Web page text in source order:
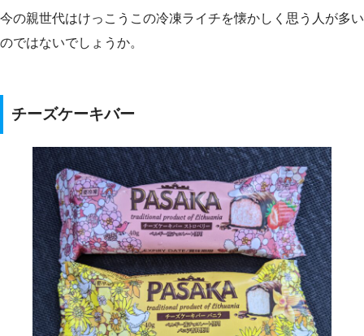
今の親世代はけっこうこの冷凍ライチを懐かしく思う人が多い
のではないでしょうか。
チーズケーキバー